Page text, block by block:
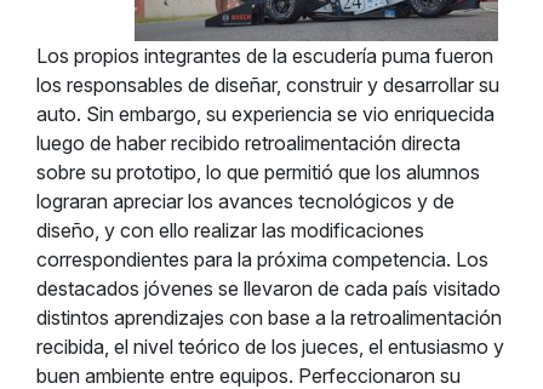
Los propios integrantes de la escudería puma fueron
los responsables de diseñar, construir y desarrollar su
auto. Sin embargo, su experiencia se vio enriquecida
luego de haber recibido retroalimentación directa
sobre su prototipo, lo que permitió que los alumnos
lograran apreciar los avances tecnológicos y de
diseño, y con ello realizar las modificaciones
correspondientes para la próxima competencia. Los
destacados jóvenes se llevaron de cada país visitado
distintos aprendizajes con base a la retroalimentación
recibida, el nivel teórico de los jueces, el entusiasmo y
buen ambiente entre equipos. Perfeccionaron su